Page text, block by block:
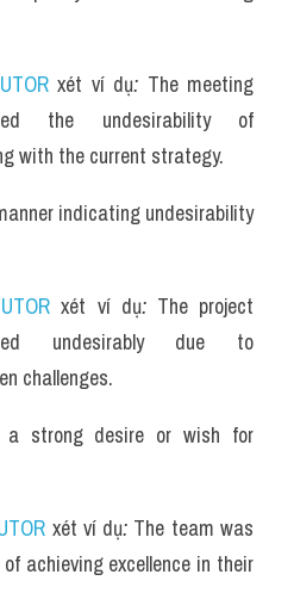
xét ví dụ: The meeting
the undesirability of
with the current strategy.
indicating undesirability
xét ví dụ: The project
undesirably due to
challenges.
a strong desire or wish for
xét ví dụ: The team was
achieving excellence in their